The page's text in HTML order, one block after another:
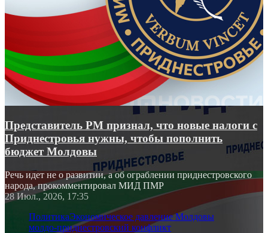
Представитель РМ признал, что новые налоги с
Приднестровья нужны, чтобы пополнить
бюджет Молдовы
Речь идет не о развитии, а об ограблении приднестровского
народа, прокомментировал МИД ПМР
28 Июл., 2026, 17:35
ПолитикаЭкономическое давление Молдовы
молдо-приднестровский конфликт